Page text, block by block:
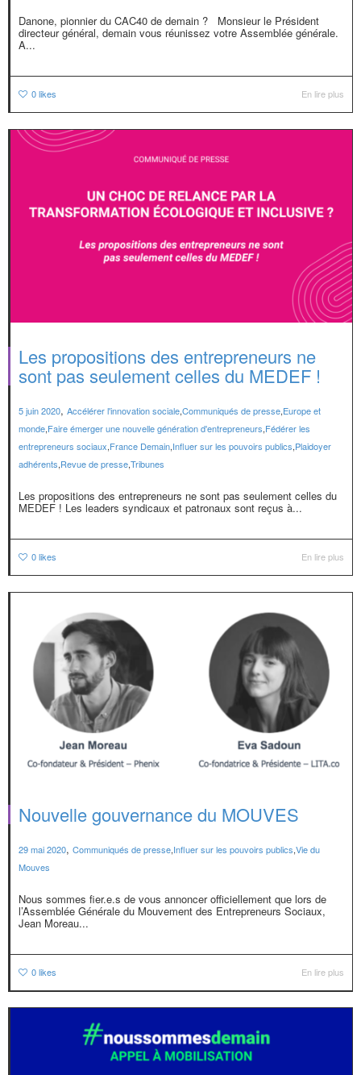
Danone, pionnier du CAC40 de demain ? Monsieur le Président
directeur général, demain vous réunissez votre Assemblée générale.
A...
0likes En lire plus
Les propositions des entrepreneurs ne
sont pas seulement celles du MEDEF !
5 juin 2020, Accélérer l'innovation sociale,Communiqués de presse,Europe et
monde,Faire émerger une nouvelle génération d'entrepreneurs,Fédérer les
entrepreneurs sociaux,France Demain,Influer sur les pouvoirs publics,Plaidoyer
adhérents,Revue de presse,Tribunes
Les propositions des entrepreneurs ne sont pas seulement celles du
MEDEF ! Les leaders syndicaux et patronaux sont reçus à...
0likes En lire plus
Nouvelle gouvernance du MOUVES
29 mai 2020, Communiqués de presse,Influer sur les pouvoirs publics,Vie du
Mouves
Nous sommes fier.e.s de vous annoncer officiellement que lors de
l’Assemblée Générale du Mouvement des Entrepreneurs Sociaux,
Jean Moreau...
0likes En lire plus